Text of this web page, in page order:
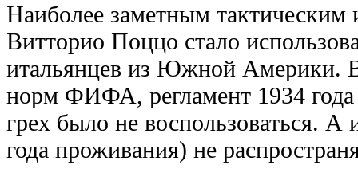
Наиболее заметным
Витторио Поццо стало
итальянцев из Южной Америки.
норм ФИФА, регламент 1934 года
грех было не воспользоваться. А
года проживания) не